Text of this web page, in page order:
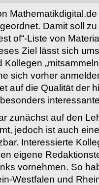
Damit soll
of“-Liste von
Ziel lässt sich
sich vorher
auf die Qualität der
zunächst auf den
jedoch ist auch
Interessierte
eigene
vornehmen. So
Westfalen und